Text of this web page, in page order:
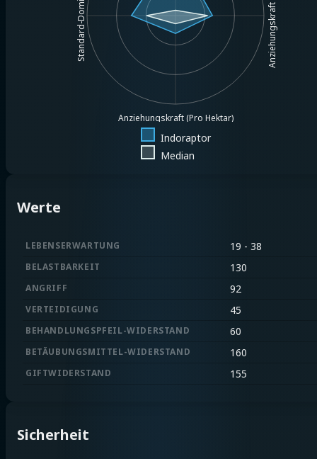
Anziehungskraft (Pro Hektar)
Standard-Dominanz
Indoraptor
Median
Werte
LEBENSERWARTUNG 19 - 38
BELASTBARKEIT 130
ANGRIFF 92
VERTEIDIGUNG 45
BEHANDLUNGSPFEIL-WIDERSTAND 60
BETÄUBUNGSMITTEL-WIDERSTAND 160
GIFTWIDERSTAND 155
Sicherheit